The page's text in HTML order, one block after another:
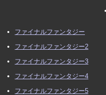
ファイナルファンタジー
ファイナルファンタジー2
ファイナルファンタジー3
ファイナルファンタジー4
ファイナルファンタジー5